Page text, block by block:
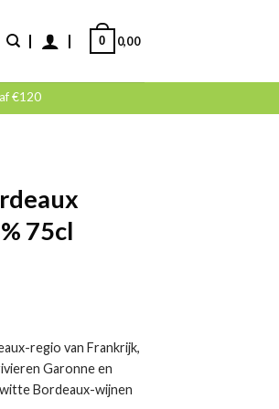
0,00
0
€120
75cl
regio van Frankrijk,
Garonne en
Bordeaux-wijnen